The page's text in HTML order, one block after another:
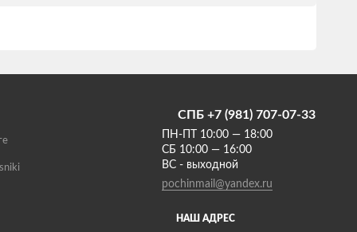
НАШ АДРЕС
СПБ +7 (981) 707-07-33
ПН-ПТ 10:00 — 18:00
СБ 10:00 — 16:00
ВС - выходной
pochinmail@yandex.ru